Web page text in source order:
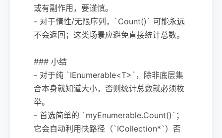
或有副作用，要谨慎。
- 对于惰性/无限序列，`Count()` 可能永远
不会返回；这类场景应避免直接统计总数。
### 小结
- 对于纯 `IEnumerable<T>`，除非底层集
合本身就知道大小，否则统计总数就必须枚
举。
- 首选简单的 `myEnumerable.Count()`；
它会自动利用快路径（`ICollection*`）否